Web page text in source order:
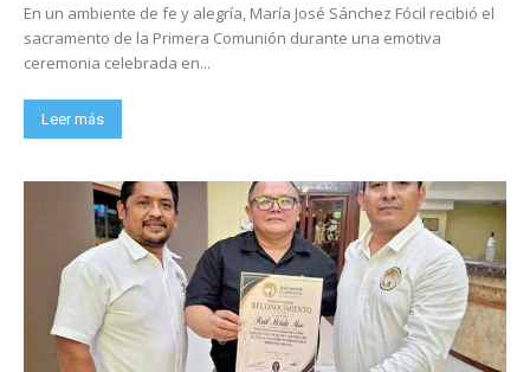
En un ambiente de fe y alegría, María José Sánchez Fócil recibió el
sacramento de la Primera Comunión durante una emotiva
ceremonia celebrada en...
Leer más